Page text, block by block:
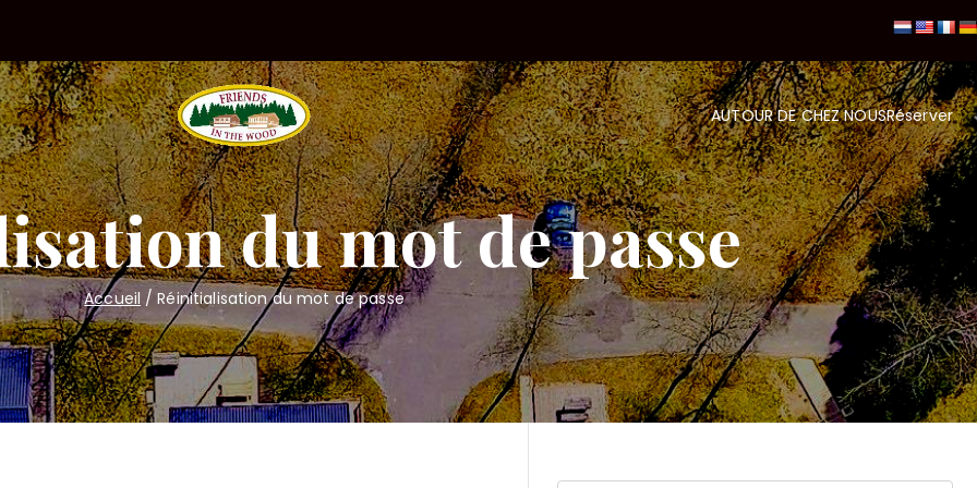
Friends in the WoodAUTOUR DE CHEZ NOUSRéserver
du mot de passe
Accueil Réinitialisation du mot de passe